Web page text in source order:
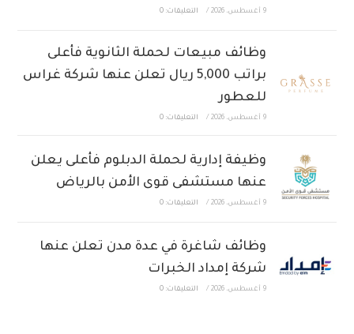
9 أغسطس، 2026 / التعليقات: 0
وظائف مبيعات لحملة الثانوية فأعلى
براتب 5,000 ريال تعلن عنها شركة غراس
للعطور
9 أغسطس، 2026 / التعليقات: 0
وظيفة إدارية لحملة الدبلوم فأعلى يعلن
عنها مستشفى قوى الأمن بالرياض
9 أغسطس، 2026 / التعليقات: 0
وظائف شاغرة في عدة مدن تعلن عنها
شركة إمداد الخبرات
9 أغسطس، 2026 / التعليقات: 0